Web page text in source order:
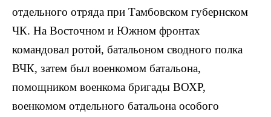
отдельного отряда при Тамбовском губернском
ЧК. На Восточном и Южном фронтах
командовал ротой, батальоном сводного полка
ВЧК, затем был военкомом батальона,
помощником военкома бригады ВОХР,
военкомом отдельного батальона особого